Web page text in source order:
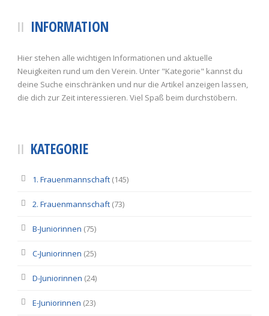
INFORMATION
Hier stehen alle wichtigen Informationen und aktuelle
Neuigkeiten rund um den Verein. Unter "Kategorie" kannst du
deine Suche einschränken und nur die Artikel anzeigen lassen,
die dich zur Zeit interessieren. Viel Spaß beim durchstöbern.
KATEGORIE
1. Frauenmannschaft (145)
2. Frauenmannschaft (73)
B-Juniorinnen (75)
C-Juniorinnen (25)
D-Juniorinnen (24)
E-Juniorinnen (23)